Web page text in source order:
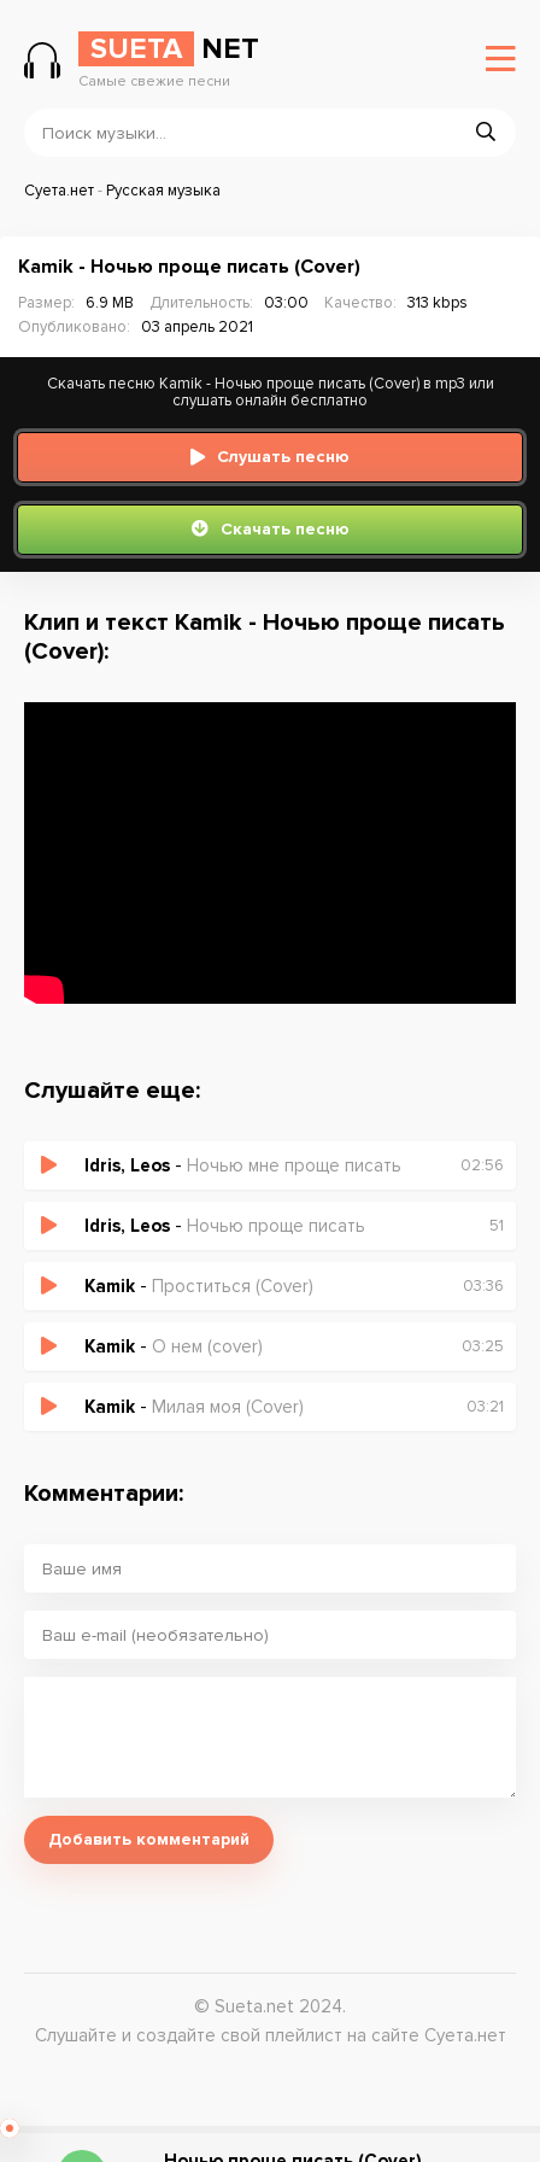
SUETA NET
Самые свежие песни
Суета.нет-Русская музыка
Kamik - Ночью проще писать (Cover)
Размер: 6.9 MB Длительность: 03:00 Качество:
313 kbps
Опубликовано:
03 апрель 2021
Скачать песню Kamik - Ночью проще писать (Cover) в mp3 или
слушать онлайн бесплатно
Слушать песню
Скачать песню
Клип и текст Kamik - Ночью проще писать
(Cover):
Слушайте еще:
Idris, Leos - Ночью мне проще писать 02:56
Idris, Leos - Ночью проще писать 51
Kamik - Проститься (Cover) 03:36
Kamik - О нем (cover) 03:25
Kamik - Милая моя (Cover) 03:21
Комментарии:
Добавить комментарий
© Sueta.net 2024.
Слушайте и создайте свой плейлист на сайте Суета.нет